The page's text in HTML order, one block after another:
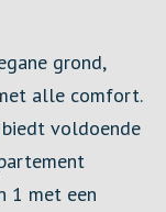
grond,
alle comfort.
voldoende
1 met een